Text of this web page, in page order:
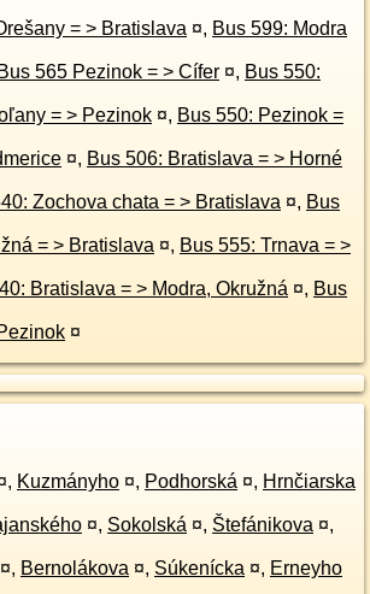
Bus 506: Horné Orešany = > Bratislava ¤, Bus 599: Modra
Bus 565 Pezinok = > Cífer ¤, Bus 550:
Budmerice = > Doľany = > Pezinok ¤, Bus 550: Pezinok =
= > Budmerice ¤, Bus 506: Bratislava = > Horné
Bus 540: Zochova chata = > Bratislava ¤, Bus
540: Modra, Okružná = > Bratislava ¤, Bus 555: Trnava = >
Bus 540: Bratislava = > Modra, Okružná ¤, Bus
Doľany = > Pezinok ¤
, Kuzmányho ¤, Podhorská ¤, Hrnčiarska
¤, Sokolská ¤, Štefánikova ¤,
¤, Bernolákova ¤, Súkenícka ¤, Erneyho